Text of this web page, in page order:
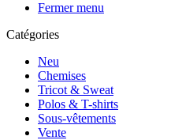
Fermer menu
Catégories
Neu
Chemises
Tricot & Sweat
Polos & T-shirts
Sous-vêtements
Vente